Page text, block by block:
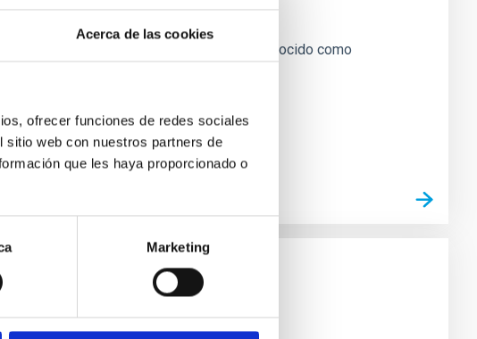
Acerca de las cookies
ofrecer funciones de redes sociales
sitio web con nuestros partners de
que les haya proporcionado o
Marketing
Ciencia
Telescopio Canarias (GTC), también conocido como